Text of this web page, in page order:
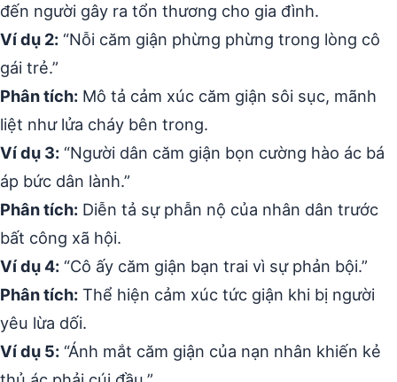
đến người gây ra tổn thương cho gia đình.
Ví dụ 2: “Nỗi căm giận phừng phừng trong lòng cô
gái trẻ.”
Phân tích: Mô tả cảm xúc căm giận sôi sục, mãnh
liệt như lửa cháy bên trong.
Ví dụ 3: “Người dân căm giận bọn cường hào ác bá
áp bức dân lành.”
Phân tích: Diễn tả sự phẫn nộ của nhân dân trước
bất công xã hội.
Ví dụ 4: “Cô ấy căm giận bạn trai vì sự phản bội.”
Phân tích: Thể hiện cảm xúc tức giận khi bị người
yêu lừa dối.
Ví dụ 5: “Ánh mắt căm giận của nạn nhân khiến kẻ